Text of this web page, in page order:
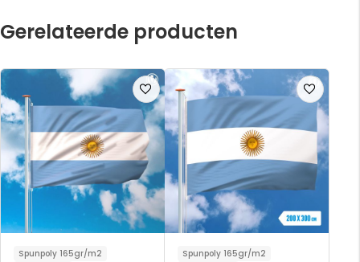
Gerelateerde producten
Voeg
toe
aan
verlanglijst
Spunpoly 165gr/m2
Voeg
toe
aan
verlanglijst
Spunpoly 165gr/m2